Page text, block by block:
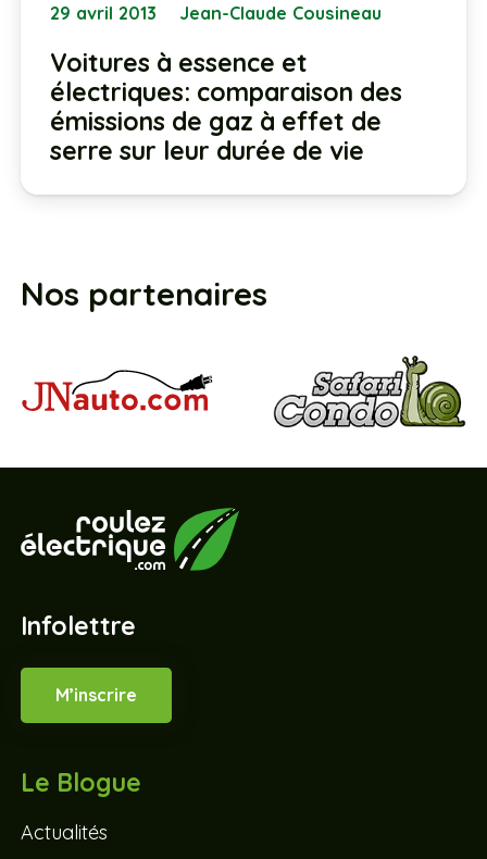
29 avril 2013 Jean-Claude Cousineau
Voitures à essence et
électriques: comparaison des
émissions de gaz à effet de
serre sur leur durée de vie
Nos partenaires
Infolettre
M’inscrire
Le Blogue
Actualités